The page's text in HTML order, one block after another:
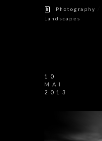
Photography
Landscapes
10
MAI
2013